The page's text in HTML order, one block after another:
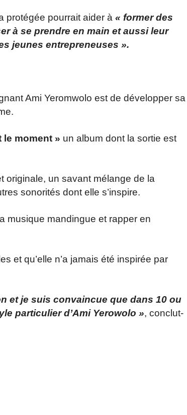
protégée pourrait aider à « former des
à se prendre en main et aussi leur
jeunes entrepreneuses ».
Ami Yeromwolo est de développer sa
le moment » un album dont la sortie est
originale, un savant mélange de la
sonorités dont elle s’inspire.
musique mandingue et rapper en
et qu’elle n’a jamais été inspirée par
et je suis convaincue que dans 10 ou
particulier d’Ami Yerowolo », conclut-